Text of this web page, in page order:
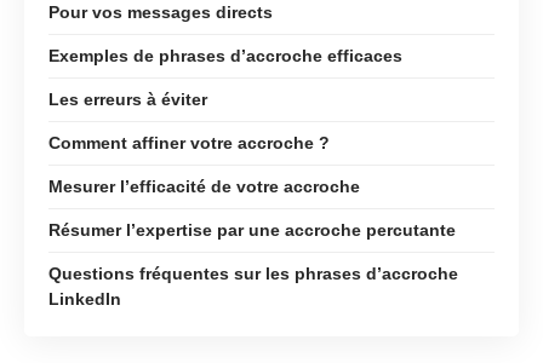
Pour vos messages directs
Exemples de phrases d’accroche efficaces
Les erreurs à éviter
Comment affiner votre accroche ?
Mesurer l’efficacité de votre accroche
Résumer l’expertise par une accroche percutante
Questions fréquentes sur les phrases d’accroche
LinkedIn